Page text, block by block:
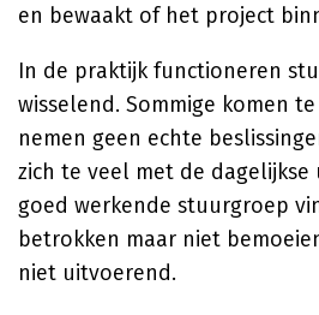
en bewaakt of het project
In de praktijk functioneren
wisselend. Sommige komen
nemen geen echte
zich te veel met de dagelijkse
goed werkende stuurgroep
betrokken maar niet
niet uitvoerend.